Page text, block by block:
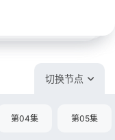
切换节点
第04集 第05集